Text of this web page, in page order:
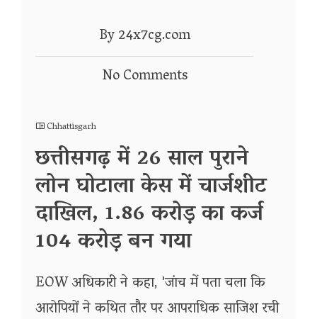
By 24x7cg.com
No Comments
Chhattisgarh
छत्तीसगढ़ में 26 साल पुराने
लोन घोटाला केस में चार्जशीट
दाखिल, 1.86 करोड़ का कर्ज
104 करोड़ बन गया
EOW अधिकारी ने कहा, 'जांच में पता चला कि
आरोपियों ने कथित तौर पर आपराधिक साजिश रची